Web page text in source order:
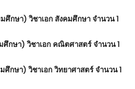
ศึกษา) วิชาเอก สังคมศึกษา จำนวน 1
ศึกษา) วิชาเอก คณิตศาสตร์ จำนวน 1
กษา) วิชาเอก วิทยาศาสตร์ จำนวน 1